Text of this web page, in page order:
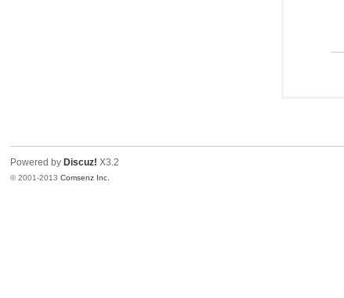
Powered by Discuz! X3.2
© 2001-2013Comsenz Inc.